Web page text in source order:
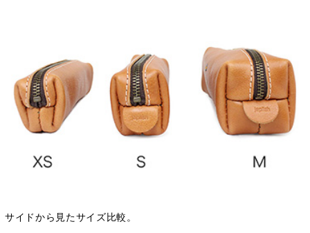
サイドから見たサイズ比較。